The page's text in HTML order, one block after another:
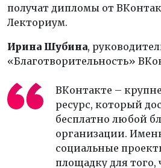
получат дипломы от
Лекториум.
Ирина Шубина,
«Благотворительность»
ВКонтакте –
ресурс, который
бесплатно любой
организации.
социальные
площадку для того,